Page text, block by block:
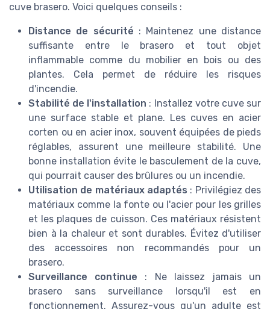
cuve brasero. Voici quelques conseils :
Distance de sécurité : Maintenez une distance
suffisante entre le brasero et tout objet
inflammable comme du mobilier en bois ou des
plantes. Cela permet de réduire les risques
d'incendie.
Stabilité de l'installation : Installez votre cuve sur
une surface stable et plane. Les cuves en acier
corten ou en acier inox, souvent équipées de pieds
réglables, assurent une meilleure stabilité. Une
bonne installation évite le basculement de la cuve,
qui pourrait causer des brûlures ou un incendie.
Utilisation de matériaux adaptés : Privilégiez des
matériaux comme la fonte ou l'acier pour les grilles
et les plaques de cuisson. Ces matériaux résistent
bien à la chaleur et sont durables. Évitez d'utiliser
des accessoires non recommandés pour un
brasero.
Surveillance continue : Ne laissez jamais un
brasero sans surveillance lorsqu'il est en
fonctionnement. Assurez-vous qu'un adulte est